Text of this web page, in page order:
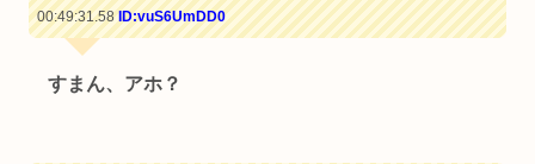
00:49:31.58ID:vuS6UmDD0
すまん、アホ？